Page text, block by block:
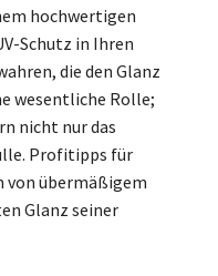
hochwertigen
Schutz in Ihren
die den Glanz
wesentliche Rolle;
nicht nur das
Profitipps für
von übermäßigem
Glanz seiner